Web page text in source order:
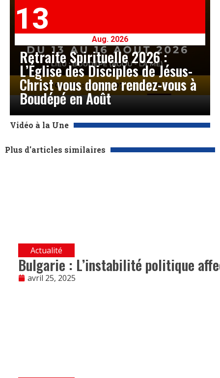
13
Aug. 2026
Retraite Spirituelle 2026 :
L’Église des Disciples de Jésus-
Christ vous donne rendez-vous à
Boudépé en Août
Vidéo à la Une
Plus d'articles similaires
Actualité
Bulgarie : L’instabilité politique
avril 25, 2025